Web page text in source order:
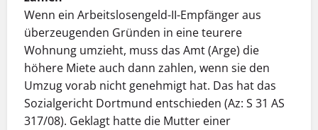
Wenn ein Arbeitslosengeld-II-Empfänger aus
überzeugenden Gründen in eine teurere
Wohnung umzieht, muss das Amt (Arge) die
höhere Miete auch dann zahlen, wenn sie den
Umzug vorab nicht genehmigt hat. Das hat das
Sozialgericht Dortmund entschieden (Az: S 31 AS
317/08). Geklagt hatte die Mutter einer